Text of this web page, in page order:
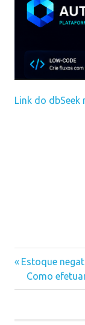
Link do dbSeek
Previous
Post:
Estoque
Next
Post:
Como